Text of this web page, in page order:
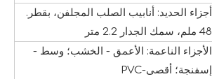
أجزاء الحديد: أنابيب الصلب المجلفن، بقطر.
48 ملم، سمك الجدار 2.2 متر
الأجزاء الناعمة: الأعمق - الخشب؛ وسط -
إسفنجة؛ أقصى-PVC